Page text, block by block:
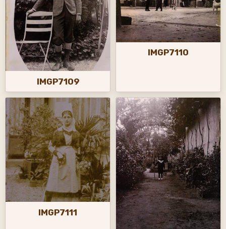
IMGP7109
IMGP7110
IMGP7111